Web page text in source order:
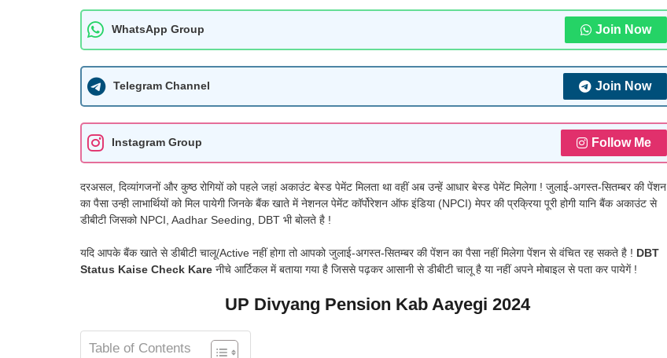
WhatsApp Group Join Now
Telegram Channel Join Now
Instagram Group Follow Me
दरअसल, दिव्यांगजनों और कुष्ठ रोगियों को पहले जहां अकाउंट बेस्ड पेमेंट मिलता था वहीं अब उन्हें आधार बेस्ड पेमेंट मिलेगा ! जुलाई-अगस्त-सितम्बर की पेंशन
का पैसा उन्ही लाभार्थियों को मिल पायेगी जिनके बैंक खाते में नेशनल पेमेंट कॉर्पोरेशन ऑफ इंडिया (NPCI) मेपर की प्रक्रिया पूरी होगी यानि बैंक अकाउंट से
डीबीटी जिसको NPCI, Aadhar Seeding, DBT भी बोलते है !
यदि आपके बैंक खाते से डीबीटी चालू/Active नहीं होगा तो आपको जुलाई-अगस्त-सितम्बर की पेंशन का पैसा नहीं मिलेगा पेंशन से वंचित रह सकते है ! DBT
Status Kaise Check Kare नीचे आर्टिकल में बताया गया है जिससे पढ़कर आसानी से डीबीटी चालू है या नहीं अपने मोबाइल से पता कर पायेगें !
UP Divyang Pension Kab Aayegi 2024
Table of Contents